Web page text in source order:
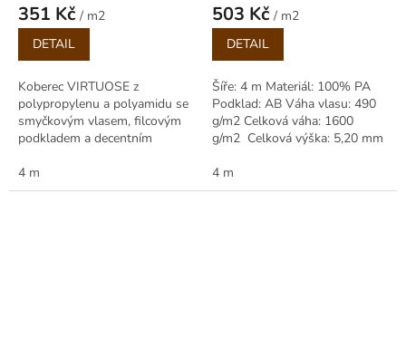
351 Kč / m2
Měrná
cena:
DETAIL
Koberec VIRTUOSE z
polypropylenu a polyamidu se
smyčkovým vlasem, filcovým
podkladem a decentním
role 400 cm.
4 m
503 Kč / m2
Měrná
cena:
DETAIL
Šíře: 4 m Materiál: 100% PA
Podklad: AB Váha vlasu: 490
g/m2 Celková váha: 1600
g/m2 Celková výška: 5,20 mm
4 m